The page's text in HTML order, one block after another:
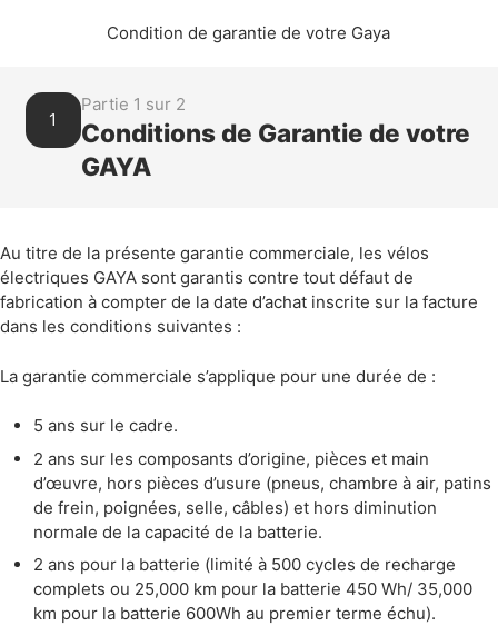
Condition de garantie de votre Gaya
1
Partie 1 sur 2
Conditions de Garantie de votre
GAYA
Au titre de la présente garantie commerciale, les vélos
électriques GAYA sont garantis contre tout défaut de
fabrication à compter de la date d’achat inscrite sur la facture
dans les conditions suivantes :
La garantie commerciale s’applique pour une durée de :
5 ans sur le cadre.
2 ans sur les composants d’origine, pièces et main
d’œuvre, hors pièces d’usure (pneus, chambre à air, patins
de frein, poignées, selle, câbles) et hors diminution
normale de la capacité de la batterie.
2 ans pour la batterie (limité à 500 cycles de recharge
complets ou 25,000 km pour la batterie 450 Wh/ 35,000
km pour la batterie 600Wh au premier terme échu).